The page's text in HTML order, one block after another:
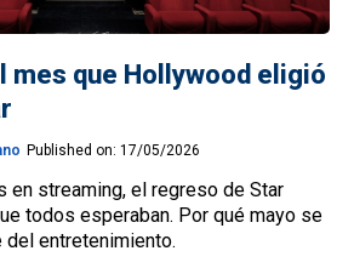
mes que Hollywood eligió
Published on: 17/05/2026
en streaming, el regreso de Star
todos esperaban. Por qué mayo se
entretenimiento.